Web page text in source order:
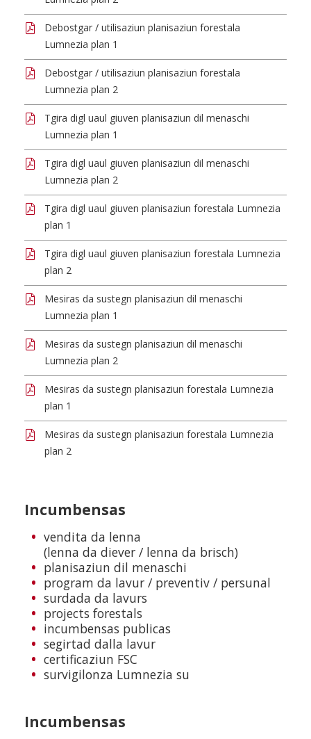
Debostgar / utilisaziun planisaziun forestala
Lumnezia plan 1
Debostgar / utilisaziun planisaziun forestala
Lumnezia plan 2
Tgira digl uaul giuven planisaziun dil menaschi
Lumnezia plan 1
Tgira digl uaul giuven planisaziun dil menaschi
Lumnezia plan 2
Tgira digl uaul giuven planisaziun forestala Lumnezia
plan 1
Tgira digl uaul giuven planisaziun forestala Lumnezia
plan 2
Mesiras da sustegn planisaziun dil menaschi
Lumnezia plan 1
Mesiras da sustegn planisaziun dil menaschi
Lumnezia plan 2
Mesiras da sustegn planisaziun forestala Lumnezia
plan 1
Mesiras da sustegn planisaziun forestala Lumnezia
plan 2
Incumbensas
vendita da lenna
(lenna da diever / lenna da brisch)
planisaziun dil menaschi
program da lavur / preventiv / persunal
surdada da lavurs
projects forestals
incumbensas publicas
segirtad dalla lavur
certificaziun FSC
survigilonza Lumnezia su
Incumbensas